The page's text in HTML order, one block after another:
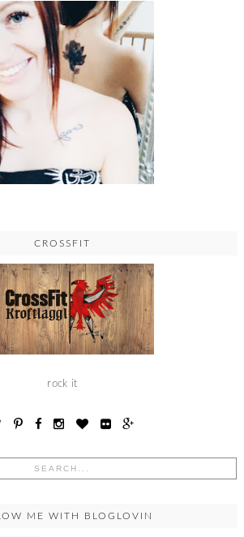
CROSSFIT
rock it
ME WITH BLOGLOVIN